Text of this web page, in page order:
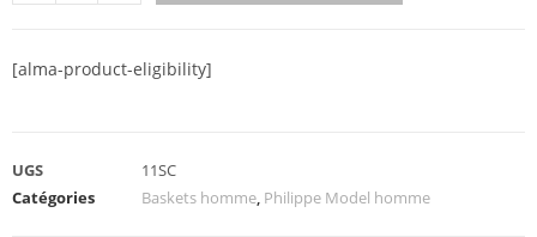
[alma-product-eligibility]
UGS
11SC
Catégories
Baskets homme, Philippe Model homme